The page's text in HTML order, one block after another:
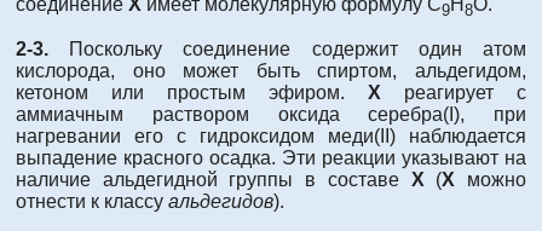
соединение Х имеет молекулярную формулу С9Н 8О.
2-3. Поскольку соединение содержит один атом
кислорода, оно может быть спиртом, альдегидом,
кетоном или простым эфиром. Х реагирует с
аммиачным раствором оксида серебра(I), при
нагревании его с гидроксидом меди(II) наблюдается
выпадение красного осадка. Эти реакции указывают на
наличие альдегидной группы в составе Х(Х можно
отнести к классу альдегидов).